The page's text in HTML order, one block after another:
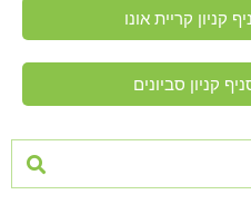
קריית אונו
קניון סביונים